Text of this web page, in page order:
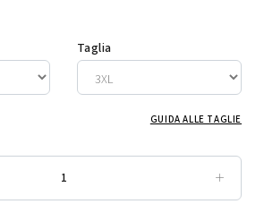
Taglia
GUIDA ALLE TAGLIE